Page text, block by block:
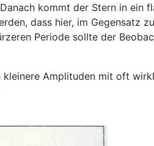
kommt der Stern in ein
dass hier, im Gegensatz
Periode sollte der
Amplituden mit oft